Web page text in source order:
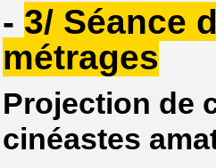
- 3/ Séance
métrages
Projection de
cinéastes